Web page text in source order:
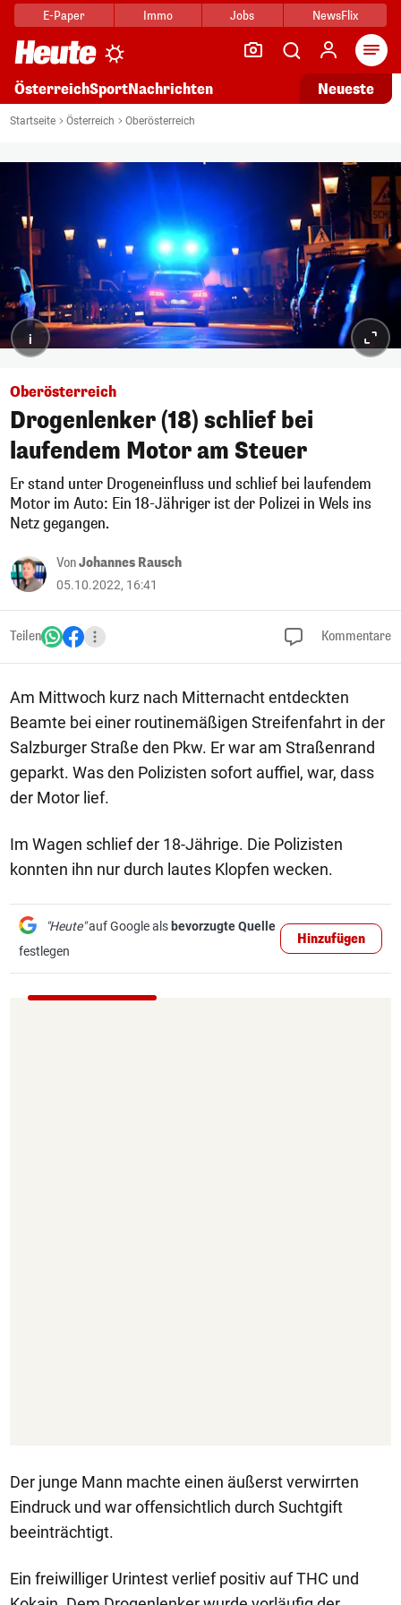
E-Paper Immo Jobs NewsFlix
ÖsterreichSportNachrichten Neueste
Startseite Österreich Oberösterreich
i
Oberösterreich
Drogenlenker (18) schlief bei
laufendem Motor am Steuer
Er stand unter Drogeneinfluss und schlief bei laufendem
Motor im Auto: Ein 18-Jähriger ist der Polizei in Wels ins
Netz gegangen.
VonJohannes Rausch
05.10.2022, 16:41
Teilen Kommentare
Am Mittwoch kurz nach Mitternacht entdeckten
Beamte bei einer routinemäßigen Streifenfahrt in der
Salzburger Straße den Pkw. Er war am Straßenrand
geparkt. Was den Polizisten sofort auffiel, war, dass
der Motor lief.
Im Wagen schlief der 18-Jährige. Die Polizisten
konnten ihn nur durch lautes Klopfen wecken.
"Heute"auf Google als bevorzugte Quelle
festlegen
Hinzufügen
Der junge Mann machte einen äußerst verwirrten
Eindruck und war offensichtlich durch Suchtgift
beeinträchtigt.
Ein freiwilliger Urintest verlief positiv auf THC und